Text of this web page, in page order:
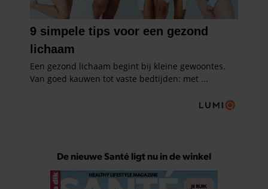
De nieuwe Santé ligt nu in de winkel